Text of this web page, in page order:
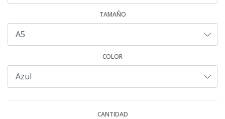
TAMAÑO
COLOR
CANTIDAD